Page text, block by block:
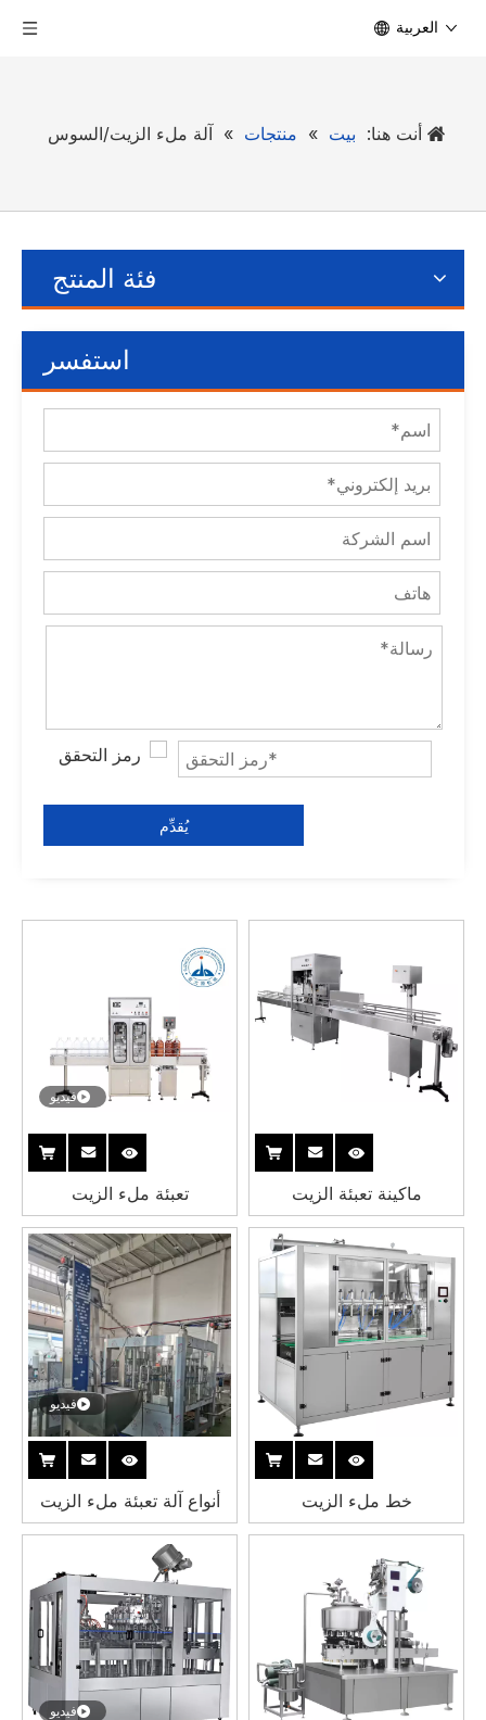
العربية
أنت هنا: بيت » منتجات » آلة ملء الزيت/السوس
فئة المنتج
استفسر
يُقدِّم
ماكينة تعبئة الزيت
فيديو
تعبئة ملء الزيت
خط ملء الزيت
فيديو
أنواع آلة تعبئة ملء الزيت
فيديو